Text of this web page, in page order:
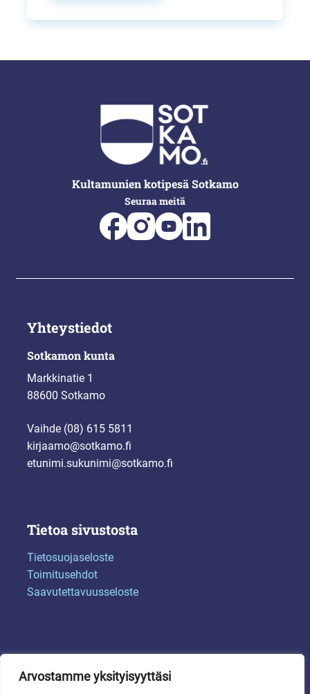
Arvostamme yksityisyyttäsi
Kultamunien kotipesä Sotkamo
Seuraa meitä
Yhteystiedot
Sotkamon kunta
Markkinatie 1
88600 Sotkamo
Vaihde (08) 615 5811
kirjaamo@sotkamo.fi
etunimi.sukunimi@sotkamo.fi
Tietoa sivustosta
Tietosuojaseloste
Toimitusehdot
Saavutettavuusseloste